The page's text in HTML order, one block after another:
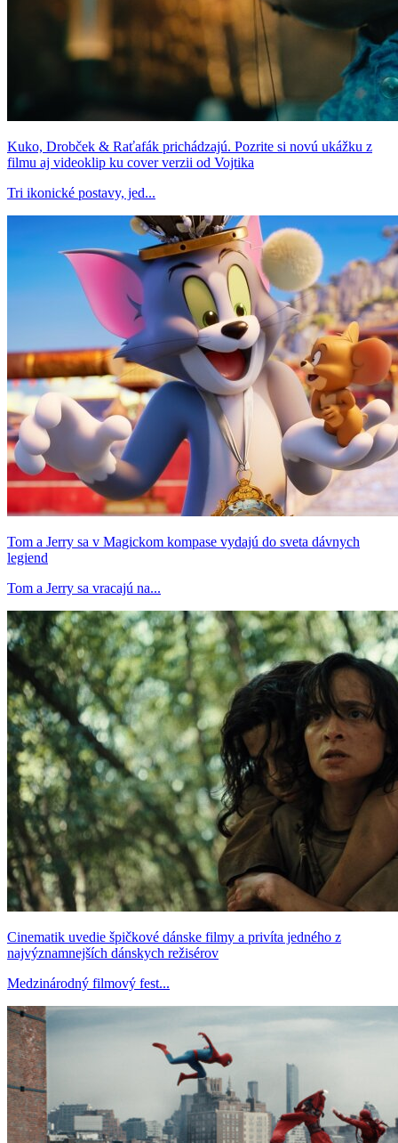
Kuko, Drobček & Raťafák prichádzajú. Pozrite si novú ukážku z
filmu aj videoklip ku cover verzii od Vojtika
Tri ikonické postavy, jed...
Tom a Jerry sa v Magickom kompase vydajú do sveta dávnych
legiend
Tom a Jerry sa vracajú na...
Cinematik uvedie špičkové dánske filmy a privíta jedného z
najvýznamnejších dánskych režisérov
Medzinárodný filmový fest...